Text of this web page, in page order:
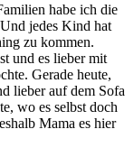
habe ich die
jedes Kind hat
zu kommen.
und es lieber mit
Gerade heute,
lieber auf dem Sofa
wo es selbst doch
Mama es hier